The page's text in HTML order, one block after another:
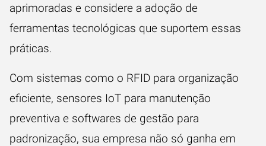
aprimoradas e considere a adoção de
ferramentas tecnológicas que suportem essas
práticas.
Com sistemas como o RFID para organização
eficiente, sensores IoT para manutenção
preventiva e softwares de gestão para
padronização, sua empresa não só ganha em